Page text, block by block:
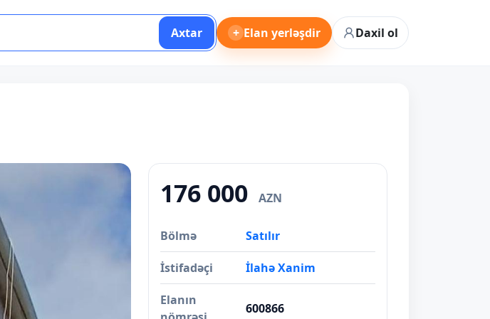
Axtar + Elan yerləşdir Daxil ol
176 000 AZN
Bölmə Satılır
İstifadəçi İlahə Xanim
Elanın
600866